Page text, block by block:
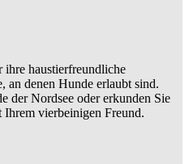
haustierfreundliche
an denen Hunde erlaubt sind.
der Nordsee oder erkunden Sie
vierbeinigen Freund.